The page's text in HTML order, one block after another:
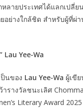
ลายประเทศได้แลกเปลี่ย
ย่างใกล้ชิด สำหรับผู้ที่ผ่า
Lau Yee-Wa
นของ Lau Yee-Wa ผู้เขี
ารางวัลชนะเลิศ
Literary Award